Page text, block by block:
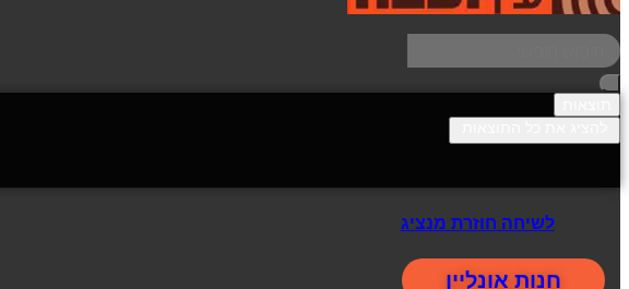
לשיחה חוזרת מנציג
חנות אונליין